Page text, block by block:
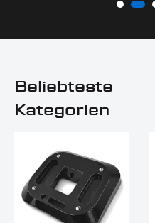
Beliebteste
Kategorien